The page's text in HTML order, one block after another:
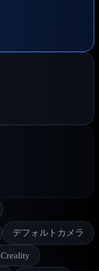
デフォルトカメラ
Creality